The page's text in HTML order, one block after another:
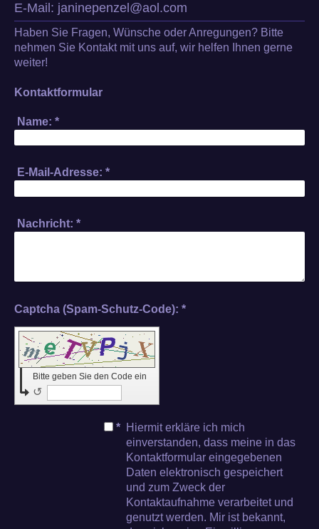
E-Mail: janinepenzel@aol.com
Haben Sie Fragen, Wünsche oder Anregungen? Bitte
nehmen Sie Kontakt mit uns auf, wir helfen Ihnen gerne
weiter!
Kontaktformular
Name: *
E-Mail-Adresse: *
Nachricht: *
Captcha (Spam-Schutz-Code): *
Bitte geben Sie den Code ein
↺
* Hiermit erkläre ich mich
einverstanden, dass meine in das
Kontaktformular eingegebenen
Daten elektronisch gespeichert
und zum Zweck der
Kontaktaufnahme verarbeitet und
genutzt werden. Mir ist bekannt,